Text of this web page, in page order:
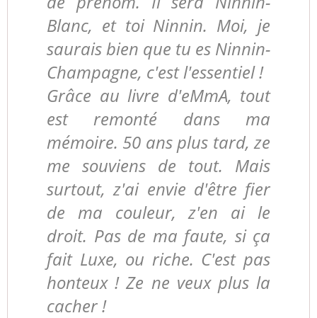
Blanc, et toi Ninnin. Moi, je
saurais bien que tu es Ninnin-
Champagne, c'est l'essentiel !
Grâce au livre d'eMmA, tout
est remonté dans ma
mémoire. 50 ans plus tard, ze
me souviens de tout. Mais
surtout, z'ai envie d'être fier
de ma couleur, z'en ai le
droit. Pas de ma faute, si ça
fait Luxe, ou riche. C'est pas
honteux ! Ze ne veux plus la
cacher !